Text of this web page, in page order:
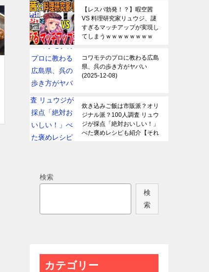
【レスバ勃発！？】暇空茜
VS 料理研究家リュウジ、謎
すぎるマッチアップが実現し
てしまうｗｗｗｗｗｗｗｗ
ス】
2025-12-08
コワモテのプロに教わる広島
県、呉の歩き方がヤバい
2025-12-08
炊き込みご飯は市販派？オリ
ジナル派？100人調査 リュウ
ジが採点「絶対おいしい！」
べた褒めレシピも紹介【それ
検索
検
索
カテゴリー